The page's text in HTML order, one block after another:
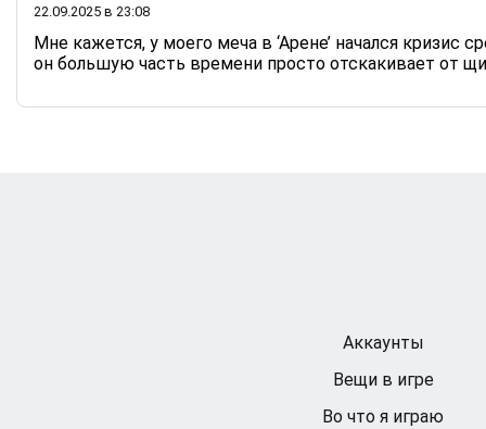
22.09.2025 в 23:08
Мне кажется, у моего меча в ‘Арене’ начался кризис
он большую часть времени просто отскакивает от
Аккаунты
Вещи в игре
Во что я играю